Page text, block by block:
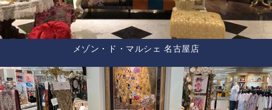
メゾン・ド・マルシェ 名古屋店